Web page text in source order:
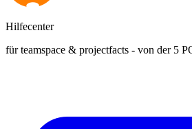
Hilfecenter
für teamspace & projectfacts - von der 5